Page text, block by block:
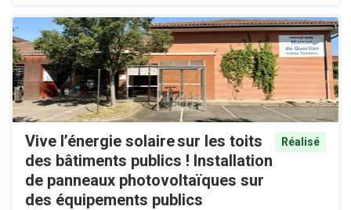
Vive l’énergie solaire sur les toits
des bâtiments publics ! Installation
de panneaux photovoltaïques sur
des équipements publics
Réalisé